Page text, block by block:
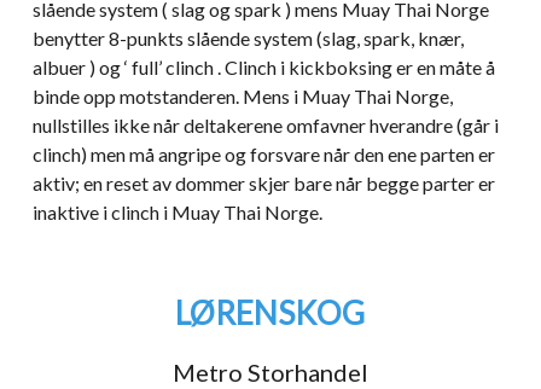
slående system ( slag og spark ) mens Muay Thai Norge
benytter 8-punkts slående system (slag, spark, knær,
albuer ) og ‘ full’ clinch . Clinch i kickboksing er en måte å
binde opp motstanderen. Mens i Muay Thai Norge,
nullstilles ikke når deltakerene omfavner hverandre (går i
clinch) men må angripe og forsvare når den ene parten er
aktiv; en reset av dommer skjer bare når begge parter er
inaktive i clinch i Muay Thai Norge.
LØRENSKOG
Metro Storhandel